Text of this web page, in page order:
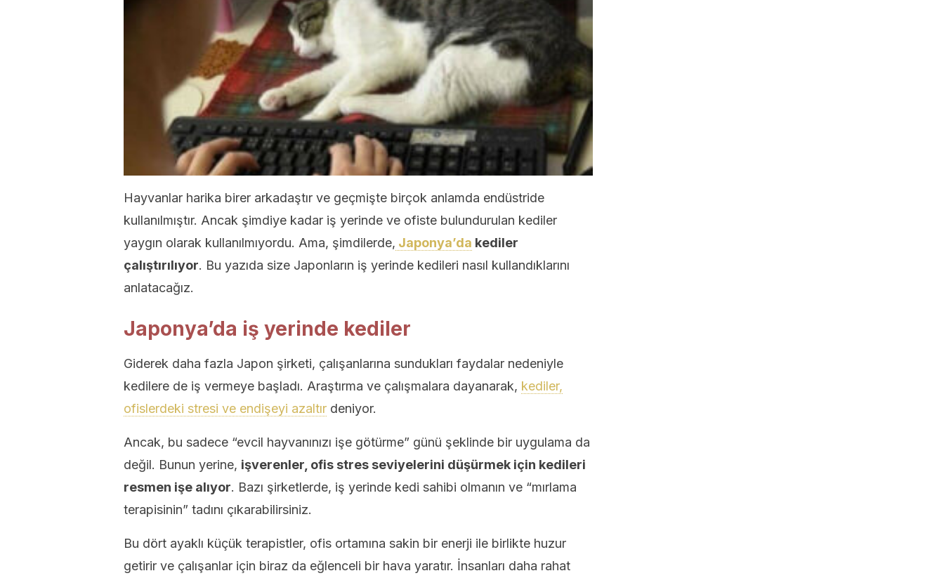
Hayvanlar harika birer arkadaştır ve geçmişte birçok anlamda endüstride
kullanılmıştır. Ancak şimdiye kadar iş yerinde ve ofiste bulundurulan kediler
yaygın olarak kullanılmıyordu. Ama, şimdilerde, Japonya’da kediler
çalıştırılıyor. Bu yazıda size Japonların iş yerinde kedileri nasıl kullandıklarını
anlatacağız.
Japonya’da iş yerinde kediler
Giderek daha fazla Japon şirketi, çalışanlarına sundukları faydalar nedeniyle
kedilere de iş vermeye başladı. Araştırma ve çalışmalara dayanarak, kediler,
ofislerdeki stresi ve endişeyi azaltır deniyor.
Ancak, bu sadece “evcil hayvanınızı işe götürme” günü şeklinde bir uygulama da
değil. Bunun yerine, işverenler, ofis stres seviyelerini düşürmek için kedileri
resmen işe alıyor. Bazı şirketlerde, iş yerinde kedi sahibi olmanın ve “mırlama
terapisinin” tadını çıkarabilirsiniz.
Bu dört ayaklı küçük terapistler, ofis ortamına sakin bir enerji ile birlikte huzur
getirir ve çalışanlar için biraz da eğlenceli bir hava yaratır. İnsanları daha rahat